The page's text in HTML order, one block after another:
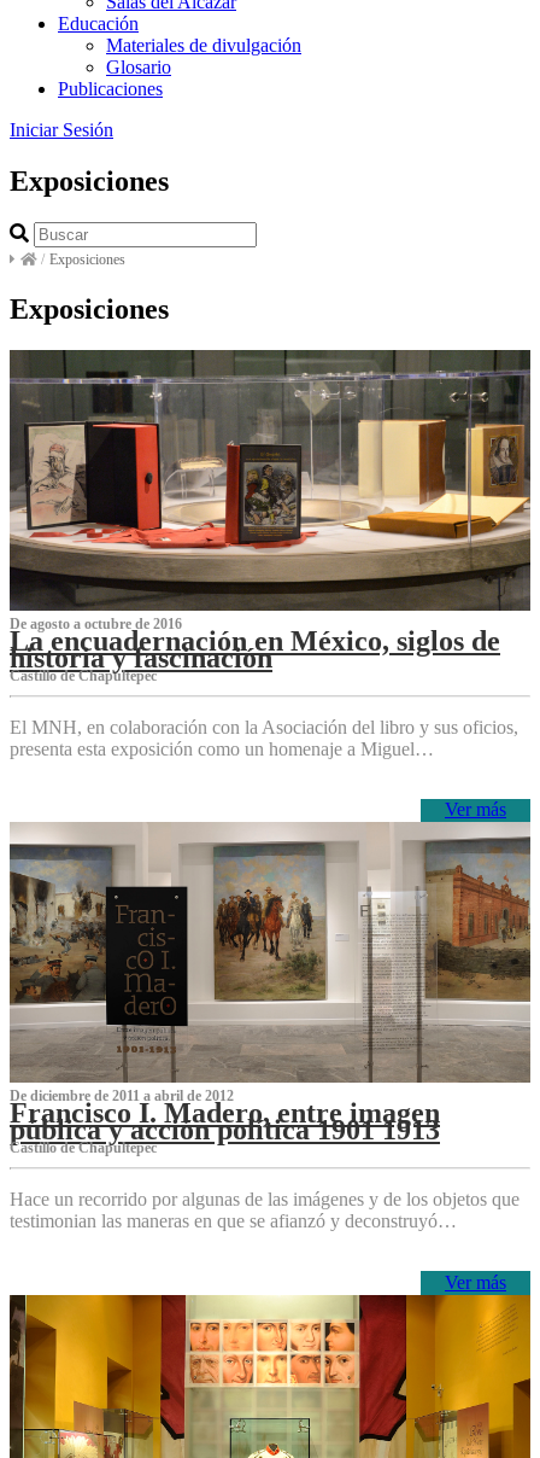
Educación
Materiales de divulgación
Glosario
Publicaciones
Iniciar Sesión
Exposiciones
/ Exposiciones
Exposiciones
De agosto a octubre de 2016
La encuadernación en México, siglos de
historia y fascinación
Castillo de Chapultepec
El MNH, en colaboración con la Asociación del libro y sus oficios,
presenta esta exposición como un homenaje a Miguel…
Ver más
De diciembre de 2011 a abril de 2012
Francisco I. Madero, entre imagen
pública y acción política 1901 1913
Castillo de Chapultepec
Hace un recorrido por algunas de las imágenes y de los objetos que
testimonian las maneras en que se afianzó y deconstruyó…
Ver más